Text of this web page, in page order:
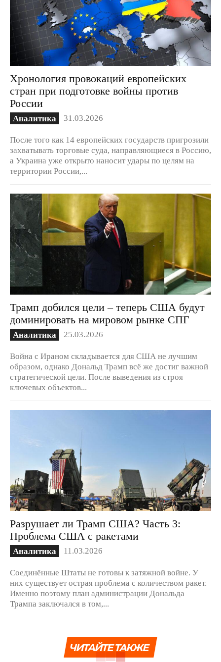
Хронология провокаций европейских
стран при подготовке войны против
России
Аналитика 31.03.2026
После того как 14 европейских государств пригрозили
захватывать торговые суда, направляющиеся в Россию,
а Украина уже открыто наносит удары по целям на
территории России,...
Трамп добился цели – теперь США будут
доминировать на мировом рынке СПГ
Аналитика 25.03.2026
Война с Ираном складывается для США не лучшим
образом, однако Дональд Трамп всё же достиг важной
стратегической цели. После выведения из строя
ключевых объектов...
Разрушает ли Трамп США? Часть 3:
Проблема США с ракетами
Аналитика 11.03.2026
Соединённые Штаты не готовы к затяжной войне. У
них существует острая проблема с количеством ракет.
Именно поэтому план администрации Дональда
Трампа заключался в том,...
ЧИТАЙТЕ ТАКЖЕ